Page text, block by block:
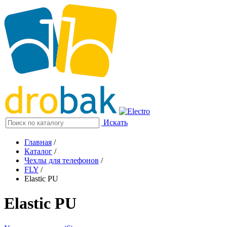
Искать
Главная /
Каталог /
Чехлы для телефонов /
FLY /
Elastic PU
Elastic PU